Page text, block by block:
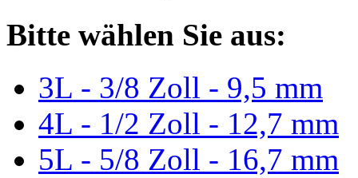
Bitte wählen Sie aus:
3L - 3/8 Zoll - 9,5 mm
4L - 1/2 Zoll - 12,7 mm
5L - 5/8 Zoll - 16,7 mm